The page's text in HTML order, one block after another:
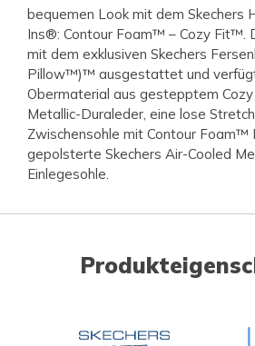
bequemen Look mit dem Skechers
Ins®: Contour Foam™ – Cozy Fit™.
mit dem exklusiven Skechers
Pillow™)™ ausgestattet und
Obermaterial aus gestepptem
Metallic-Duraleder, eine lose
Zwischensohle mit Contour Foam™
gepolsterte Skechers Air-Cooled
Einlegesohle.